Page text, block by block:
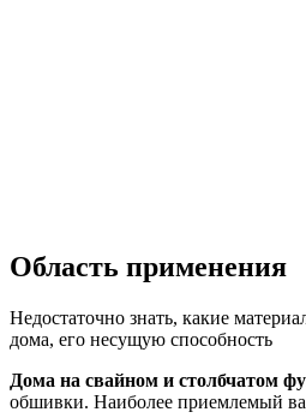
Область применения
Недостаточно знать, какие
дома, его несущую способность
Дома на свайном и столбчатом
обшивки. Наиболее приемлемый